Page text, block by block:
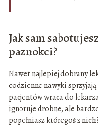
Jak sam
paznokci?
Nawet najlepiej dobrany
codzienne nawyki
pacjentów wraca do
ignoruje drobne, ale
popełniasz któregoś z